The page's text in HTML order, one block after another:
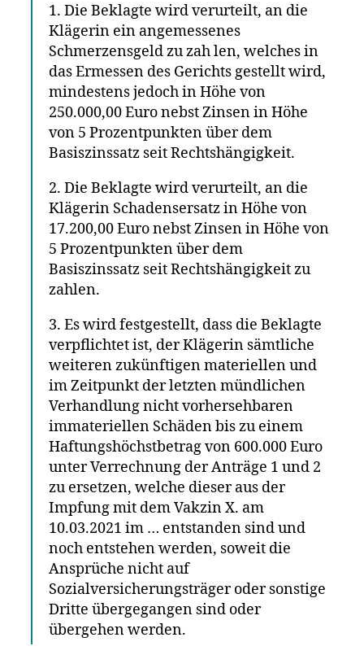
1. Die Beklagte wird verurteilt, an die
Klägerin ein angemessenes
Schmerzensgeld zu zah len, welches in
das Ermessen des Gerichts gestellt wird,
mindestens jedoch in Höhe von
250.000,00 Euro nebst Zinsen in Höhe
von 5 Prozentpunkten über dem
Basiszinssatz seit Rechtshängigkeit.
2. Die Beklagte wird verurteilt, an die
Klägerin Schadensersatz in Höhe von
17.200,00 Euro nebst Zinsen in Höhe von
5 Prozentpunkten über dem
Basiszinssatz seit Rechtshängigkeit zu
zahlen.
3. Es wird festgestellt, dass die Beklagte
verpflichtet ist, der Klägerin sämtliche
weiteren zukünftigen materiellen und
im Zeitpunkt der letzten mündlichen
Verhandlung nicht vorhersehbaren
immateriellen Schäden bis zu einem
Haftungshöchstbetrag von 600.000 Euro
unter Verrechnung der Anträge 1 und 2
zu ersetzen, welche dieser aus der
Impfung mit dem Vakzin X. am
10.03.2021 im … entstanden sind und
noch entstehen werden, soweit die
Ansprüche nicht auf
Sozialversicherungsträger oder sonstige
Dritte übergegangen sind oder
übergehen werden.